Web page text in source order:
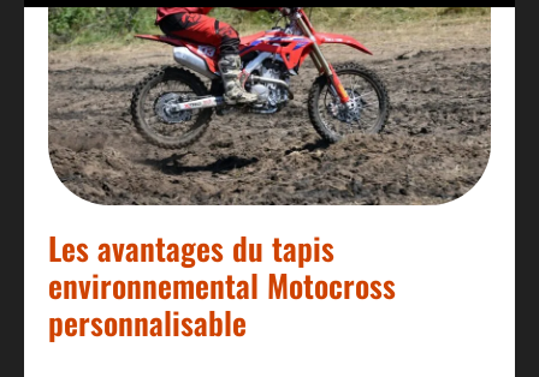
Les avantages du tapis
environnemental Motocross
personnalisable